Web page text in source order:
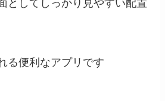
としてしっかり見やすい配置
る便利なアプリです